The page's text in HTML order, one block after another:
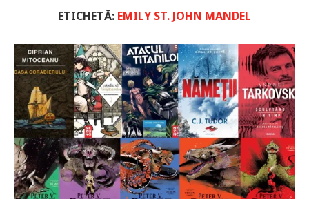
ETICHETĂ: EMILY ST. JOHN MANDEL